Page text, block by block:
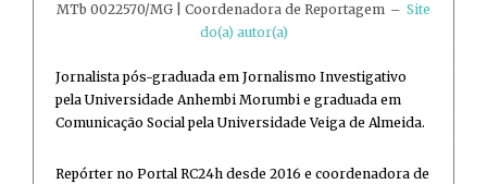
MTb 0022570/MG | Coordenadora de Reportagem – Site
do(a) autor(a)
Jornalista pós-graduada em Jornalismo Investigativo
pela Universidade Anhembi Morumbi e graduada em
Comunicação Social pela Universidade Veiga de Almeida.
Repórter no Portal RC24h desde 2016 e coordenadora de